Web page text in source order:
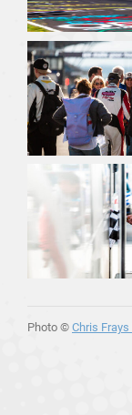
Photo © Chris Frays